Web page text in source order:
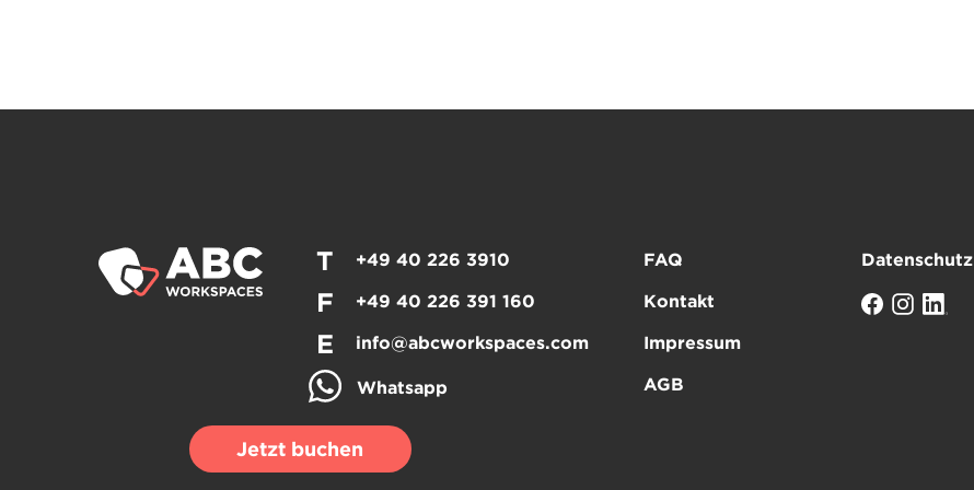
T +49 40 226 3910
F +49 40 226 391 160
E info@abcworkspaces.com
Whatsapp
FAQ
Kontakt
Impressum
AGB
Datenschutz
Jetzt buchen